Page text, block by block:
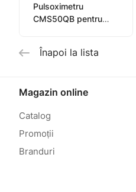
Pulsoximetru
CMS50QB pentru
Înapoi la lista
Magazin online
Catalog
Promoții
Branduri